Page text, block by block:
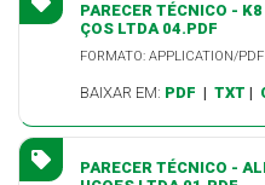
PARECER TÉCNICO -
ÇOS LTDA 04.PDF
FORMATO: APPLICATION/PDF
BAIXAR EM: PDF | TXT |
PARECER TÉCNICO -